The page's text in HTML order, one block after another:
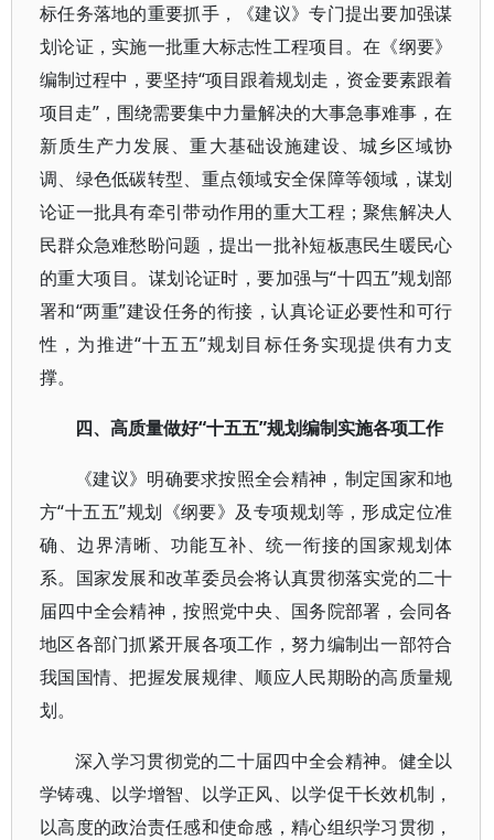
标任务落地的重要抓手，《建议》专门提出要加强谋
划论证，实施一批重大标志性工程项目。在《纲要》
编制过程中，要坚持“项目跟着规划走，资金要素跟着
项目走”，围绕需要集中力量解决的大事急事难事，在
新质生产力发展、重大基础设施建设、城乡区域协
调、绿色低碳转型、重点领域安全保障等领域，谋划
论证一批具有牵引带动作用的重大工程；聚焦解决人
民群众急难愁盼问题，提出一批补短板惠民生暖民心
的重大项目。谋划论证时，要加强与“十四五”规划部
署和“两重”建设任务的衔接，认真论证必要性和可行
性，为推进“十五五”规划目标任务实现提供有力支
撑。
四、高质量做好“十五五”规划编制实施各项工作
《建议》明确要求按照全会精神，制定国家和地
方“十五五”规划《纲要》及专项规划等，形成定位准
确、边界清晰、功能互补、统一衔接的国家规划体
系。国家发展和改革委员会将认真贯彻落实党的二十
届四中全会精神，按照党中央、国务院部署，会同各
地区各部门抓紧开展各项工作，努力编制出一部符合
我国国情、把握发展规律、顺应人民期盼的高质量规
划。
深入学习贯彻党的二十届四中全会精神。健全以
学铸魂、以学增智、以学正风、以学促干长效机制，
以高度的政治责任感和使命感，精心组织学习贯彻，